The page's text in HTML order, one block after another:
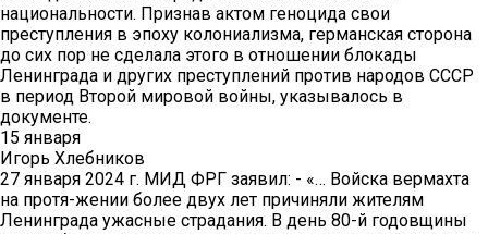
национальности. Признав актом геноцида свои
преступления в эпоху колониализма, германская сторона
до сих пор не сделала этого в отношении блокады
Ленинграда и других преступлений против народов СССР
в период Второй мировой войны, указывалось в
документе.
15 января
Игорь Хлебников
27 января 2024 г. МИД ФРГ заявил: - «… Войска вермахта
на протя-жении более двух лет причиняли жителям
Ленинграда ужасные страдания. В день 80-й годовщины